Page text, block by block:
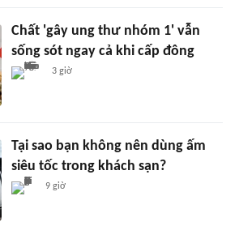
Chất 'gây ung thư nhóm 1' vẫn
sống sót ngay cả khi cấp đông
3 giờ
Tại sao bạn không nên dùng ấm
siêu tốc trong khách sạn?
9 giờ